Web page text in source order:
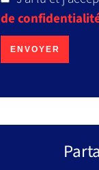
de
ENVOYER